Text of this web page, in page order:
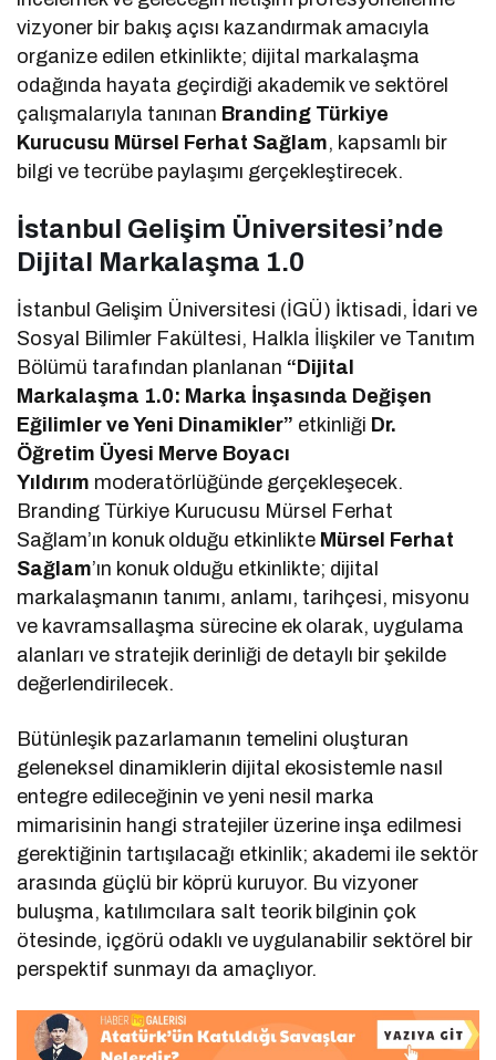
vizyoner bir bakış açısı kazandırmak amacıyla
organize edilen etkinlikte; dijital markalaşma
odağında hayata geçirdiği akademik ve sektörel
çalışmalarıyla tanınan Branding Türkiye
Kurucusu Mürsel Ferhat Sağlam, kapsamlı bir
bilgi ve tecrübe paylaşımı gerçekleştirecek.
İstanbul Gelişim Üniversitesi’nde
Dijital Markalaşma 1.0
İstanbul Gelişim Üniversitesi (İGÜ) İktisadi, İdari ve
Sosyal Bilimler Fakültesi, Halkla İlişkiler ve Tanıtım
Bölümü tarafından planlanan “Dijital
Markalaşma 1.0: Marka İnşasında Değişen
Eğilimler ve Yeni Dinamikler” etkinliği Dr.
Öğretim Üyesi Merve Boyacı
Yıldırım moderatörlüğünde gerçekleşecek.
Branding Türkiye Kurucusu Mürsel Ferhat
Sağlam’ın konuk olduğu etkinlikte Mürsel Ferhat
Sağlam’ın konuk olduğu etkinlikte; dijital
markalaşmanın tanımı, anlamı, tarihçesi, misyonu
ve kavramsallaşma sürecine ek olarak, uygulama
alanları ve stratejik derinliği de detaylı bir şekilde
değerlendirilecek.
Bütünleşik pazarlamanın temelini oluşturan
geleneksel dinamiklerin dijital ekosistemle nasıl
entegre edileceğinin ve yeni nesil marka
mimarisinin hangi stratejiler üzerine inşa edilmesi
gerektiğinin tartışılacağı etkinlik; akademi ile sektör
arasında güçlü bir köprü kuruyor. Bu vizyoner
buluşma, katılımcılara salt teorik bilginin çok
ötesinde, içgörü odaklı ve uygulanabilir sektörel bir
perspektif sunmayı da amaçlıyor.